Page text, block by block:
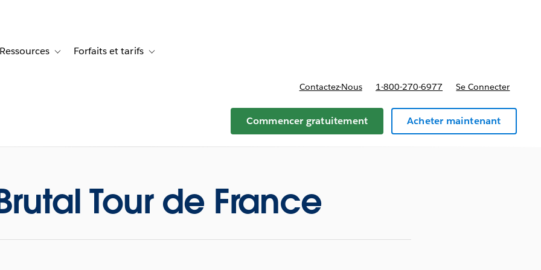
Témoignages clients
sub-navigation for Solutions
Ressources Toggle sub-navigation for Ressources
Forfaits et tarifs Toggle sub-navigation for Forfaits et tarifs
Contactez-Nous 1-800-270-6977 Se Connecter
Commencer gratuitement Acheter maintenant
Tour de France